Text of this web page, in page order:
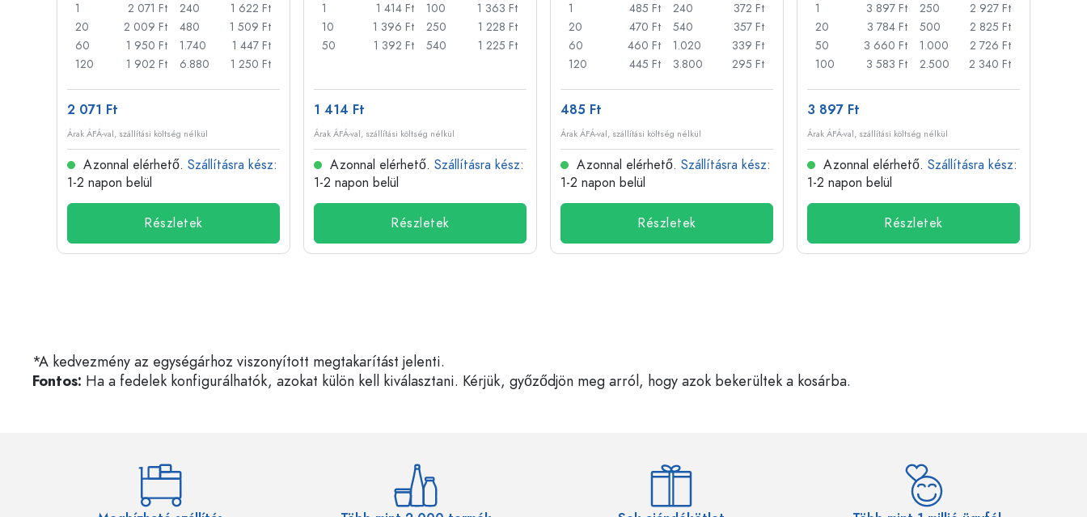
1
2 071 Ft
20
2 009 Ft
60
1 950 Ft
120
1 902 Ft
240
1 622 Ft
480
1 509 Ft
1.740
1 447 Ft
6.880
1 250 Ft
2 071 Ft
Árak ÁFÁ-val, szállítási költség nélkül
Azonnal elérhető. Szállításra kész:
1-2 napon belül
Részletek
1
1 414 Ft
10
1 396 Ft
50
1 392 Ft
100
1 363 Ft
250
1 228 Ft
540
1 225 Ft
1 414 Ft
Árak ÁFÁ-val, szállítási költség nélkül
Azonnal elérhető. Szállításra kész:
1-2 napon belül
Részletek
1
485 Ft
20
470 Ft
60
460 Ft
120
445 Ft
240
372 Ft
540
357 Ft
1.020
339 Ft
3.800
295 Ft
485 Ft
Árak ÁFÁ-val, szállítási költség nélkül
Azonnal elérhető. Szállításra kész:
1-2 napon belül
Részletek
1
3 897 Ft
20
3 784 Ft
50
3 660 Ft
100
3 583 Ft
250
2 927 Ft
500
2 825 Ft
1.000
2 726 Ft
2.500
2 340 Ft
3 897 Ft
Árak ÁFÁ-val, szállítási költség nélkül
Azonnal elérhető. Szállításra kész:
1-2 napon belül
Részletek
*A kedvezmény az egységárhoz viszonyított megtakarítást jelenti.
Fontos: Ha a fedelek konfigurálhatók, azokat külön kell kiválasztani. Kérjük, győződjön meg arról, hogy azok bekerültek a kosárba.